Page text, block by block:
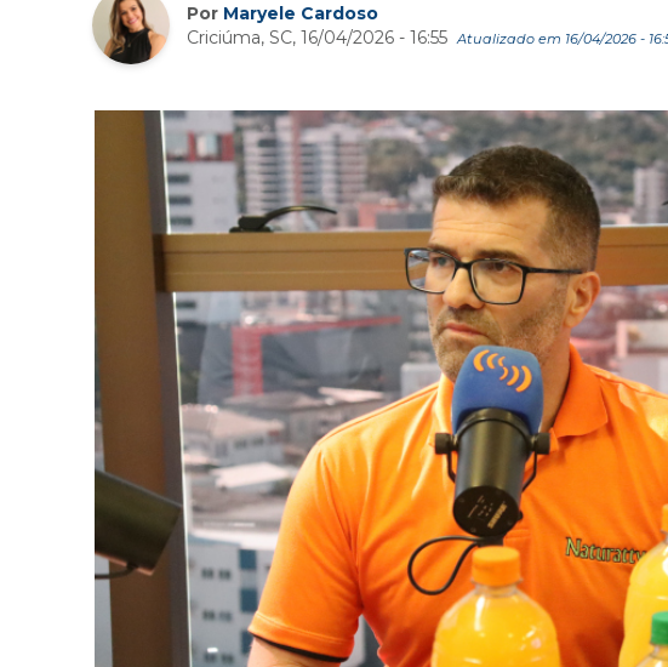
Por Maryele Cardoso
Criciúma, SC, 16/04/2026 - 16:55 Atualizado em 16/04/2026 -